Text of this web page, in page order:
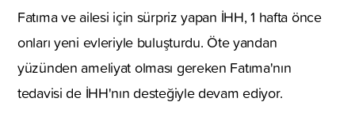
Fatıma ve ailesi için sürpriz yapan İHH, 1 hafta önce
onları yeni evleriyle buluşturdu. Öte yandan
yüzünden ameliyat olması gereken Fatıma'nın
tedavisi de İHH'nın desteğiyle devam ediyor.